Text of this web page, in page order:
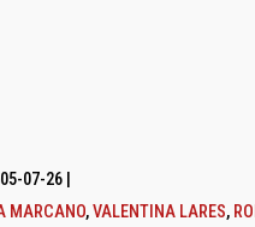
05-07-26|
MARCANO,VALENTINA LARES,